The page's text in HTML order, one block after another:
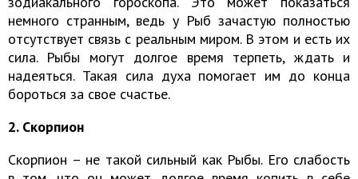
немного странным, ведь у Рыб зачастую полностью
отсутствует связь с реальным миром. В этом и есть их
сила. Рыбы могут долгое время терпеть, ждать и
надеяться. Такая сила духа помогает им до конца
бороться за свое счастье.
2. Скорпион
Скорпион – не такой сильный как Рыбы. Его слабость